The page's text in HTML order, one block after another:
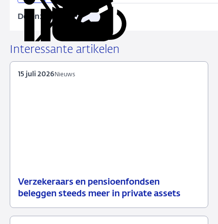
Delen:
Deel
LinkedIn
via
X
Deel
Facebook
Deel
e-
Kopieer
Interessante artikelen
Verzekeraars en pensioenfondsen
beleggen steeds meer in private assets
15
Nieuws
Nieuws
15 juli 2026